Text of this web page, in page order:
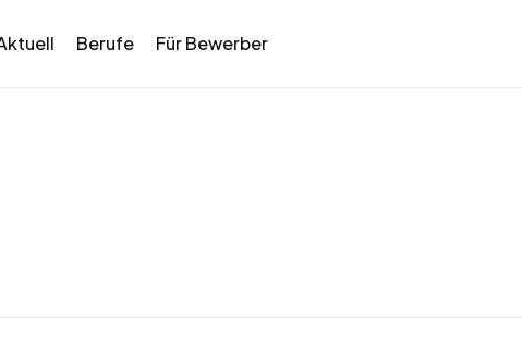
Berufe Für Bewerber